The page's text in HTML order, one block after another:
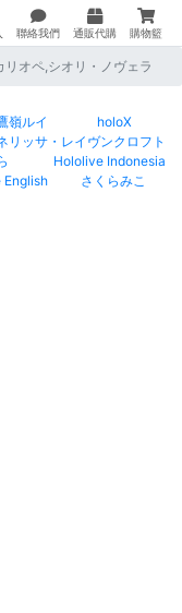
聯絡我們 通販代購 購物籃
オペ,シオリ・ノヴェラ
嶺ルイ
holoX
リッサ・レイヴンクロフト
Hololive Indonesia
English さくらみこ